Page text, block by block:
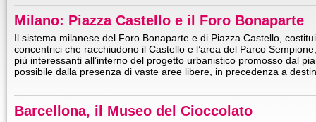
Milano: Piazza Castello e il Foro Bonaparte
Il sistema milanese del Foro Bonaparte e di Piazza Castello,
concentrici che racchiudono il Castello e l’area del Parco
più interessanti all’interno del progetto urbanistico promosso dal
possibile dalla presenza di vaste aree libere, in precedenza a
Barcellona, il Museo del Cioccolato